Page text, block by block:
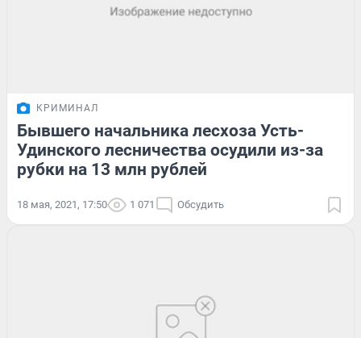
КРИМИНАЛ
Бывшего начальника лесхоза Усть-
Удинского лесничества осудили из-за
рубки на 13 млн рублей
18 мая, 2021, 17:50 1 071 Обсудить